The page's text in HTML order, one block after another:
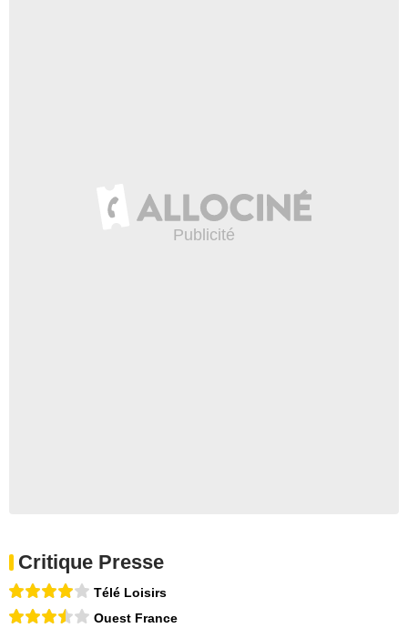
Critique Presse
Télé Loisirs
Ouest France